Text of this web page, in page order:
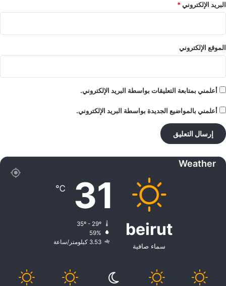
البريد الإلكتروني*
الموقع الإلكتروني
أعلمني بمتابعة التعليقات بواسطة البريد الإلكتروني.
أعلمني بالمواضيع الجديدة بواسطة البريد الإلكتروني.
Weather
beirut
سماء صافية
31
℃
59%
3.53 كيلومتر/ساعة